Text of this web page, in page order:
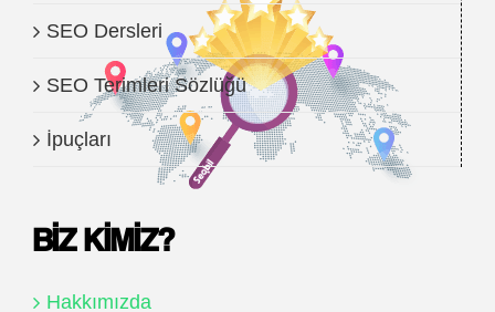
SEO Dersleri
SEO Terimleri Sözlüğü
İpuçları
BIZ KIMIZ?
Hakkımızda